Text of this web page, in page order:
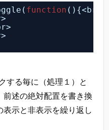
function (){<br>
する毎に（処理１）と
前述の絶対配置を書き換
示と非表示を繰り返し